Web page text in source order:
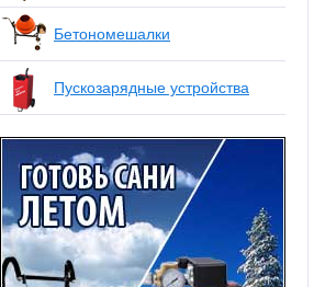
Бетономешалки
Пускозарядные устройства